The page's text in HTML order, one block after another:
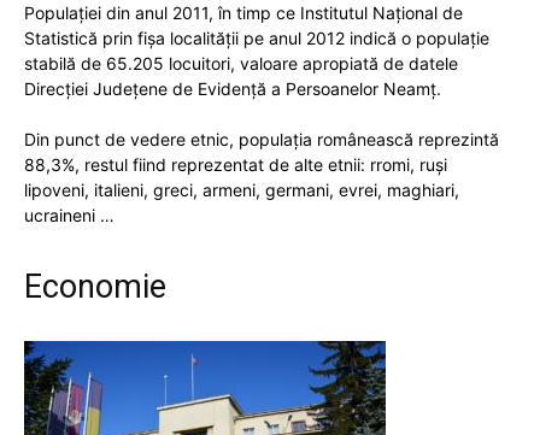
Populaţiei din anul 2011, în timp ce Institutul Național de
Statistică prin fișa localității pe anul 2012 indică o populație
stabilă de 65.205 locuitori, valoare apropiată de datele
Direcției Județene de Evidență a Persoanelor Neamț.
Din punct de vedere etnic, populația românească reprezintă
88,3%, restul fiind reprezentat de alte etnii: rromi, ruși
lipoveni, italieni, greci, armeni, germani, evrei, maghiari,
ucraineni …
Economie